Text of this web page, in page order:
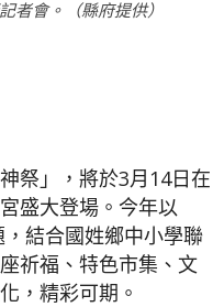
者會。（縣府提供）
祭」，將於3月14日在
盛大登場。今年以
，結合國姓鄉中小學聯
祈福、特色市集、文
，精彩可期。